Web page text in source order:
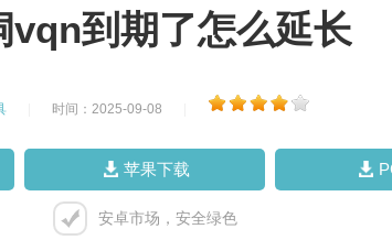
vqn到期了怎么延长
时间：2025-09-08
苹果下载
安卓市场，安全绿色